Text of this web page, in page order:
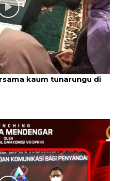
kaum tunarungu di